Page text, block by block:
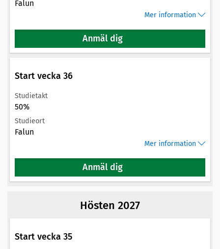
Falun
Mer information
Anmäl dig
Start vecka 36
Studietakt
50%
Studieort
Falun
Mer information
Anmäl dig
Hösten 2027
Start vecka 35